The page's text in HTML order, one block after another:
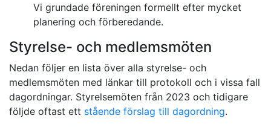
Vi grundade föreningen formellt efter mycket
planering och förberedande.
Styrelse- och medlemsmöten
Nedan följer en lista över alla styrelse- och
medlemsmöten med länkar till protokoll och i vissa fall
dagordningar. Styrelsemöten från 2023 och tidigare
följde oftast ett stående förslag till dagordning.